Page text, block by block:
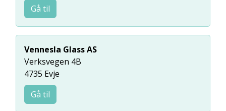
Gå til
Vennesla Glass AS
Verksvegen 4B
4735 Evje
Gå til